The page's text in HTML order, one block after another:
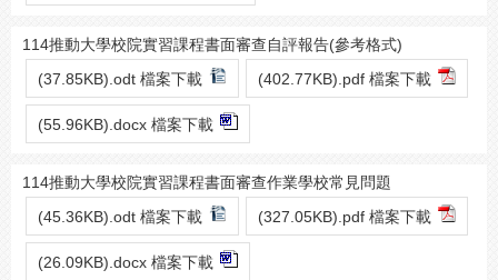
114推動大學校院實習課程書面審查自評報告(參考格式)
(37.85KB).odt 檔案下載
(402.77KB).pdf 檔案下載
(55.96KB).docx 檔案下載
114推動大學校院實習課程書面審查作業學校常見問題
(45.36KB).odt 檔案下載
(327.05KB).pdf 檔案下載
(26.09KB).docx 檔案下載